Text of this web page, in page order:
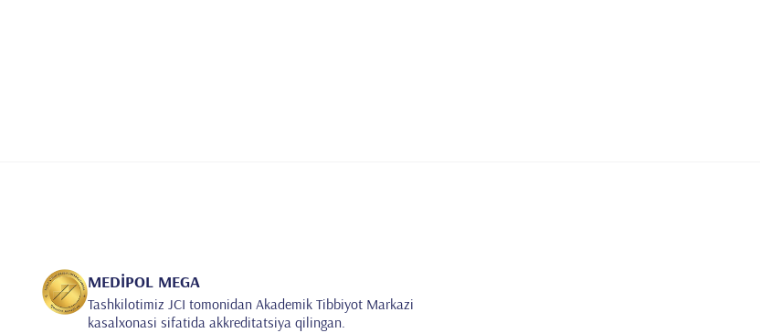
MEDİPOL MEGA
Tashkilotimiz JCI tomonidan Akademik Tibbiyot Markazi
kasalxonasi sifatida akkreditatsiya qilingan.